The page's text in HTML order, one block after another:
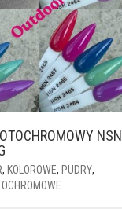
NSN
, KOLOROWE, PUDRY,